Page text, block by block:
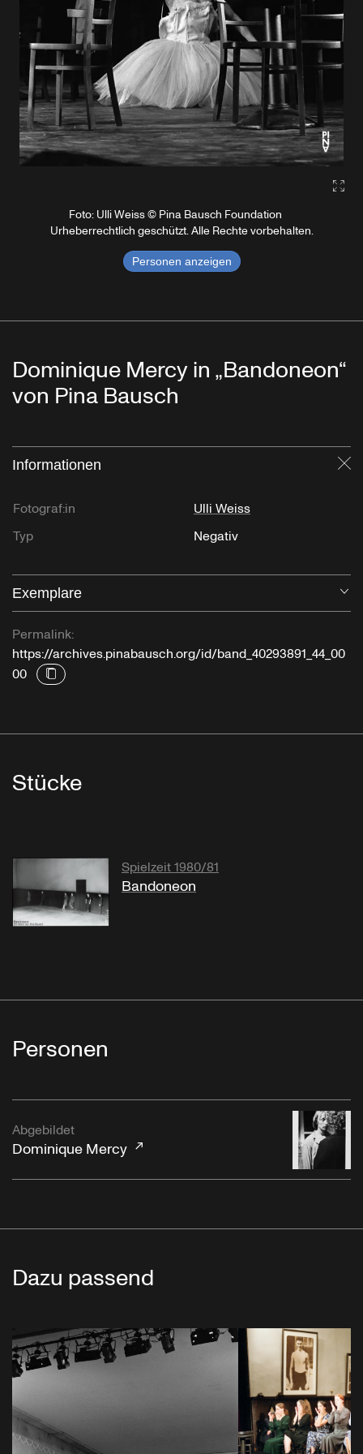
Foto: Ulli Weiss © Pina Bausch Foundation
Urheberrechtlich geschützt. Alle Rechte vorbehalten.
Personen anzeigen
Dominique Mercy in „Bandoneon“
von Pina Bausch
Informationen
Fotograf:in
Ulli Weiss
Typ
Negativ
Exemplare
Permalink:
https://archives.pinabausch.org/id/band_40293891_44_00
00
Stücke
Spielzeit 1980/81
Bandoneon
Personen
Abgebildet
Dominique Mercy
Dazu passend